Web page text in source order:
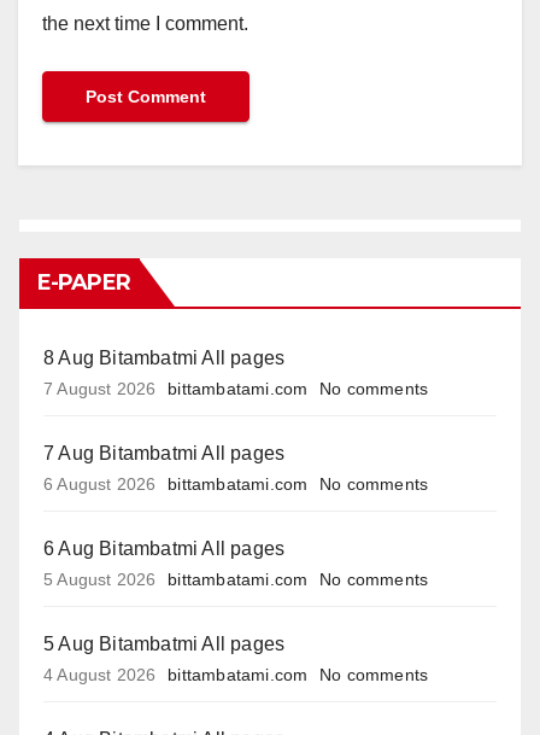
the next time I comment.
E-PAPER
8 Aug Bitambatmi All pages
7 August 2026 bittambatami.com No comments
7 Aug Bitambatmi All pages
6 August 2026 bittambatami.com No comments
6 Aug Bitambatmi All pages
5 August 2026 bittambatami.com No comments
5 Aug Bitambatmi All pages
4 August 2026 bittambatami.com No comments